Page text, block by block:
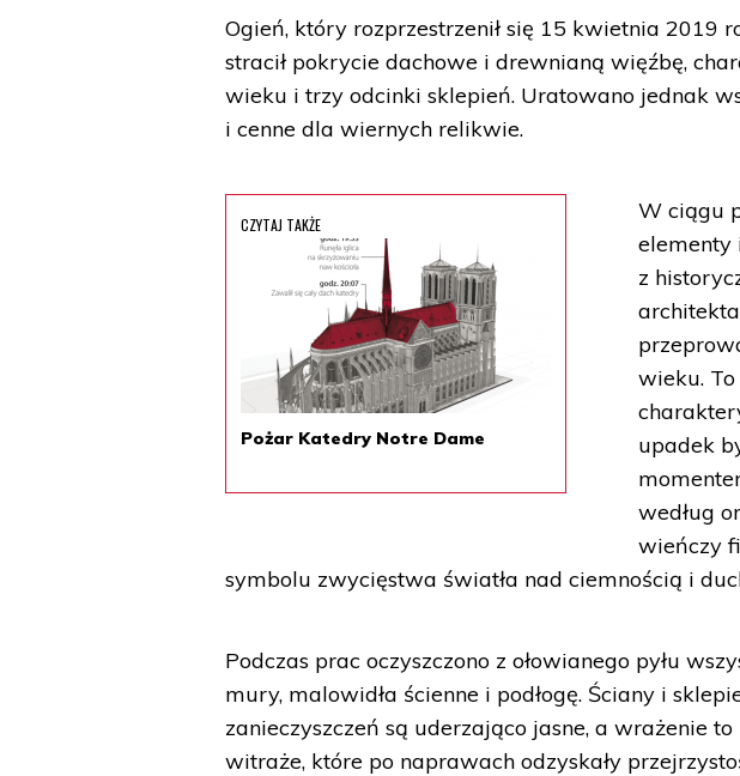
Ogień, który rozprzestrzenił się 15 kwietnia 2019
stracił pokrycie dachowe i drewnianą więźbę,
wieku i trzy odcinki sklepień. Uratowano jednak
i cenne dla wiernych relikwie.
CZYTAJ TAKŻE
Pożar Katedry Notre Dame
W ciągu
elementy
z
wieku.
upadek
według
wieńczy
symbolu zwycięstwa światła nad ciemnością i
Podczas prac oczyszczono z ołowianego pyłu
mury, malowidła ścienne i podłogę. Ściany i
zanieczyszczeń są uderzająco jasne, a wrażenie
witraże, które po naprawach odzyskały